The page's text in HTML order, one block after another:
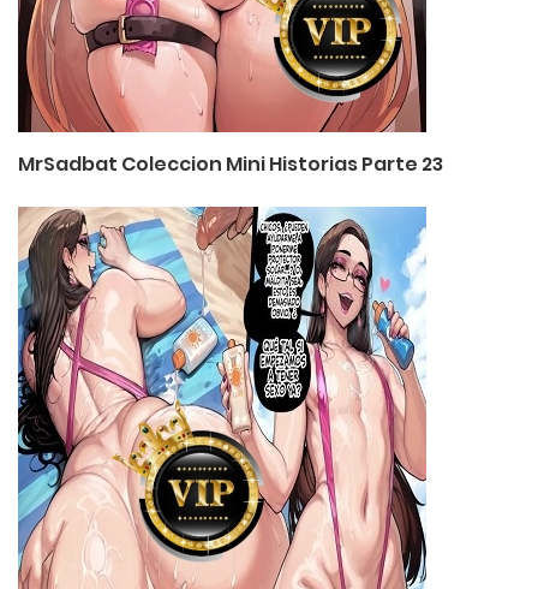
MrSadbat Coleccion Mini Historias Parte 23